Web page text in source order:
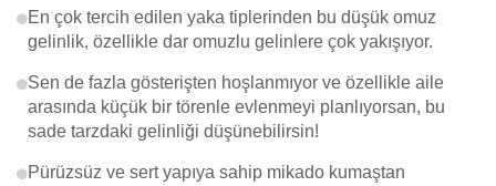
En çok tercih edilen yaka tiplerinden bu düşük omuz
gelinlik, özellikle dar omuzlu gelinlere çok yakışıyor.
Sen de fazla gösterişten hoşlanmıyor ve özellikle aile
arasında küçük bir törenle evlenmeyi planlıyorsan, bu
sade tarzdaki gelinliği düşünebilirsin!
Pürüzsüz ve sert yapıya sahip mikado kumaştan